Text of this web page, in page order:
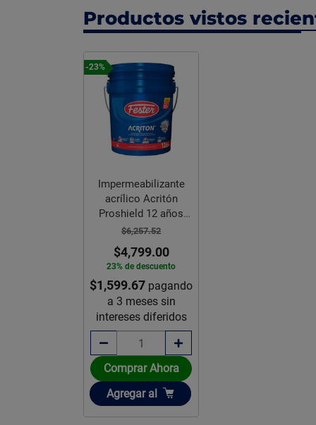
Productos vistos
-23%
Impermeabilizante
acrílico Acritón
Proshield 12 años
blanco 19 L
$6,257.52
$4,799.00
23% de descuento
$1,599.67 pagando
a 3 meses sin
intereses diferidos
Comprar Ahora
Añadir
Agregar al